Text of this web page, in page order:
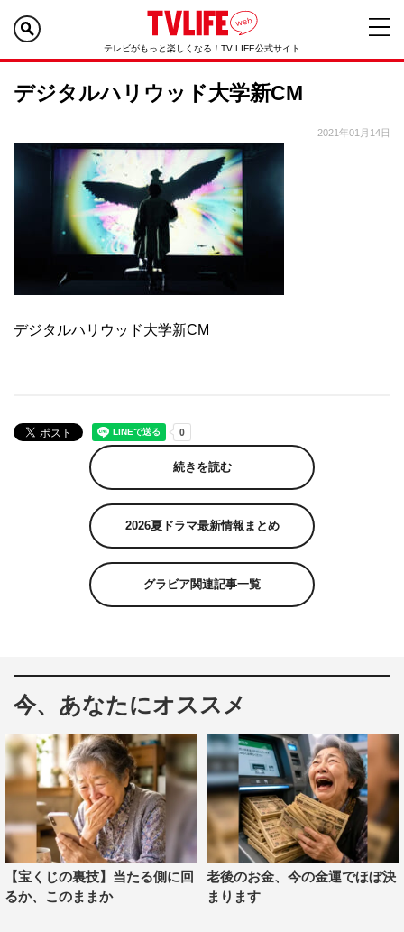
テレビがもっと楽しくなる！TV LIFE公式サイト
デジタルハリウッド大学新CM
2021年01月14日
デジタルハリウッド大学新CM
続きを読む
2026夏ドラマ最新情報まとめ
グラビア関連記事一覧
今、あなたにオススメ
【宝くじの裏技】当たる側に回
るか、このままか
老後のお金、今の金運でほぼ決
まります